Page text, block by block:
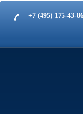
+7 (495) 175-43-